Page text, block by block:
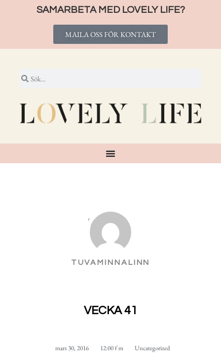
SAMARBETA MED LOVELY LIFE?
MAILA OSS FÖR KONTAKT
TUVAMINNALINN
VECKA 41
mars 30, 2016 12:00 f m Uncategorized